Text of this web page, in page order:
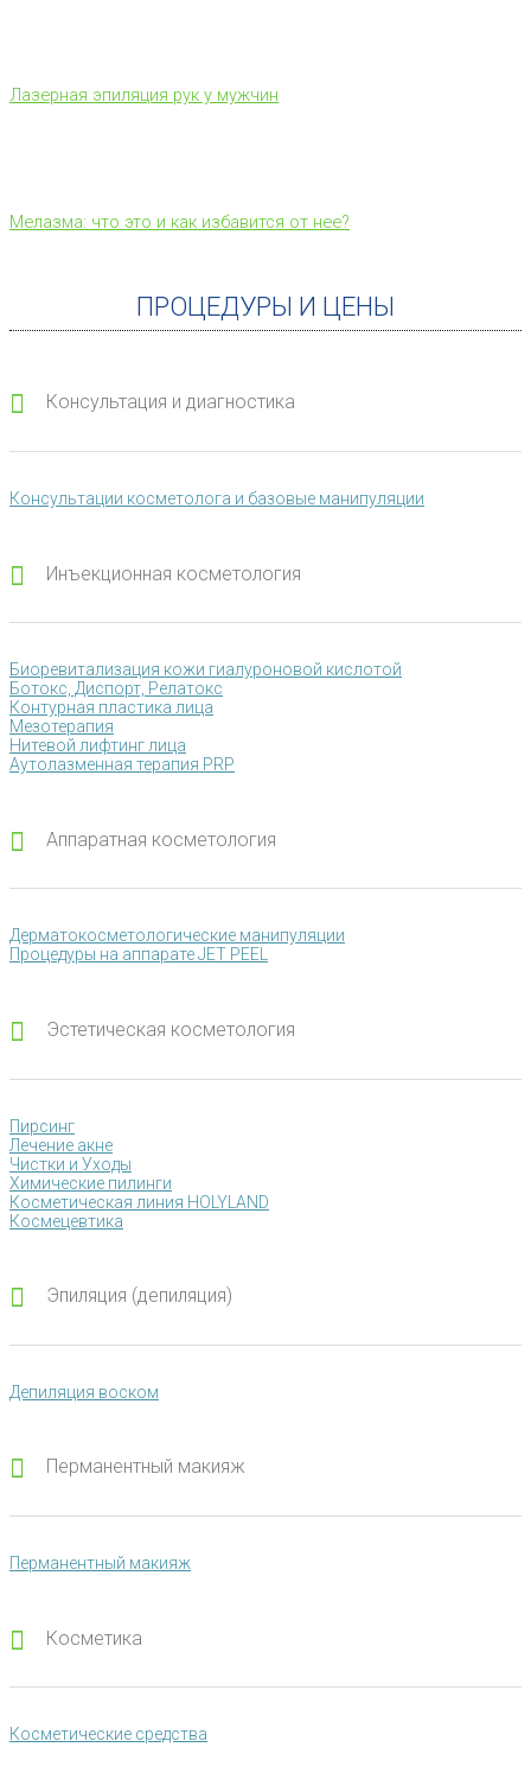
Лазерная эпиляция рук у мужчин
Мелазма: что это и как избавится от нее?
ПРОЦЕДУРЫ И ЦЕНЫ
Консультация и диагностика
Консультации косметолога и базовые манипуляции
Инъекционная косметология
Биоревитализация кожи гиалуроновой кислотой
Ботокс, Диспорт, Релатокс
Контурная пластика лица
Мезотерапия
Нитевой лифтинг лица
Аутолазменная терапия PRP
Аппаратная косметология
Дерматокосметологические манипуляции
Процедуры на аппарате JET PEEL
Эстетическая косметология
Пирсинг
Лечение акне
Чистки и Уходы
Химические пилинги
Косметическая линия HOLYLAND
Космецевтика
Эпиляция (депиляция)
Депиляция воском
Перманентный макияж
Перманентный макияж
Косметика
Косметические средства